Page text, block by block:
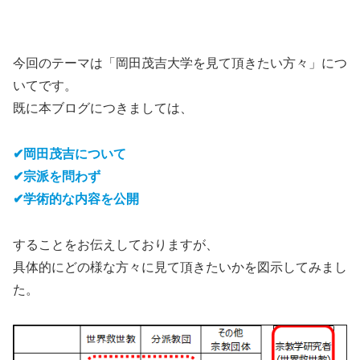
今回のテーマは「岡田茂吉大学を見て頂きたい方々」につ
いてです。
既に本ブログにつきましては、
✔岡田茂吉について
✔宗派を問わず
✔学術的な内容を公開
することをお伝えしておりますが、
具体的にどの様な方々に見て頂きたいかを図示してみまし
た。